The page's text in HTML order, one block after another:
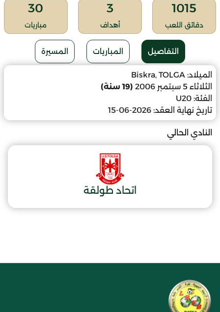
1015
دقائق اللعب
3
أهداف
30
مباريات
التفاصيل المباريات المسيرة
الميلاد: Biskra, TOLGA
الثلاثاء 5 سبتمبر 2006
(19 سنة)
الفئة: U20
تاريخ نهاية العقد: 2026-06-15
النادي الحالي
اتحاد طولقة